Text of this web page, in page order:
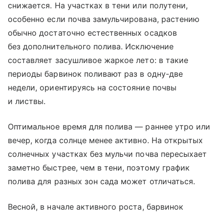
снижается. На участках в тени или полутени,
особенно если почва замульчирована, растению
обычно достаточно естественных осадков
без дополнительного полива. Исключение
составляет засушливое жаркое лето: в такие
периоды барвинок поливают раз в одну-две
недели, ориентируясь на состояние почвы
и листвы.
Оптимальное время для полива — раннее утро или
вечер, когда солнце менее активно. На открытых
солнечных участках без мульчи почва пересыхает
заметно быстрее, чем в тени, поэтому график
полива для разных зон сада может отличаться.
Весной, в начале активного роста, барвинок